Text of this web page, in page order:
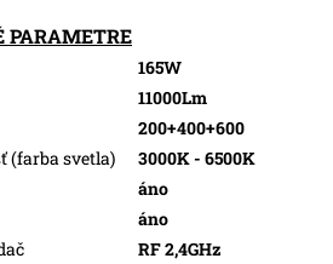
PARAMETRE
165W
11000Lm
200+400+600
(farba svetla)
3000K - 6500K
áno
áno
RF 2,4GHz